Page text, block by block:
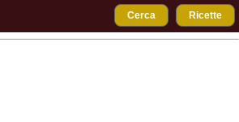
Cerca Ricette